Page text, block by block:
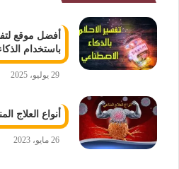
أفضل موقع
باستخدام
29 يوليو، 2025
أنواع العلاج
26 مايو، 2023